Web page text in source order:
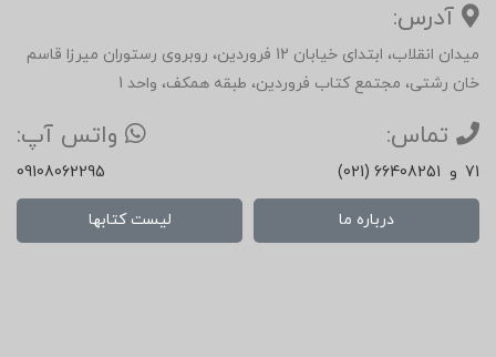
آدرس:
میدان انقلاب، ابتدای خیابان 12 فروردین، روبروی رستوران میرزا قاسم
خان رشتی، مجتمع کتاب فروردین، طبقه همکف، واحد 1
تماس:
(021) 66408251 و 71
واتس آپ:
09108062295
درباره ما لیست کتابها